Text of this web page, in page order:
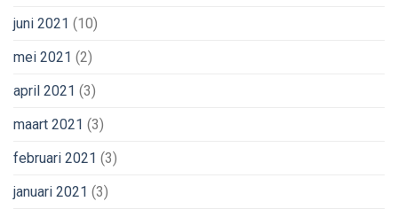
juni 2021 (10)
mei 2021 (2)
april 2021 (3)
maart 2021 (3)
februari 2021 (3)
januari 2021 (3)